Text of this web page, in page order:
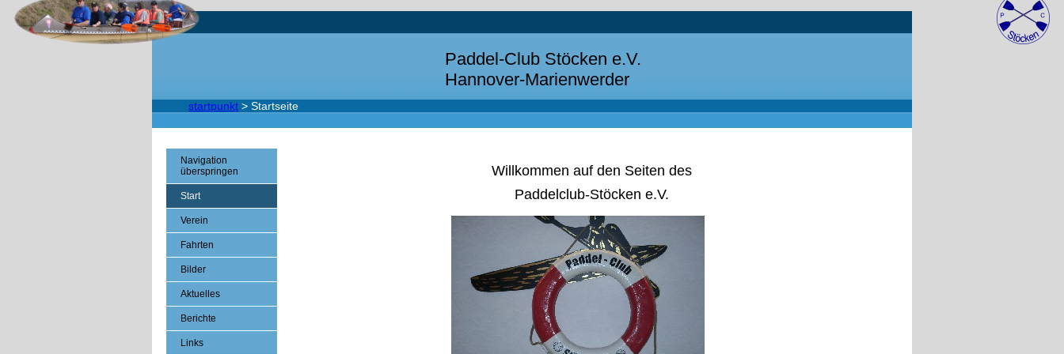
Paddel-Club Stöcken e.V.
Hannover-Marienwerder
startpunkt > Startseite
Navigation
überspringen
Start
Verein
Fahrten
Bilder
Aktuelles
Berichte
Links
Willkommen auf den Seiten des
Paddelclub-Stöcken e.V.